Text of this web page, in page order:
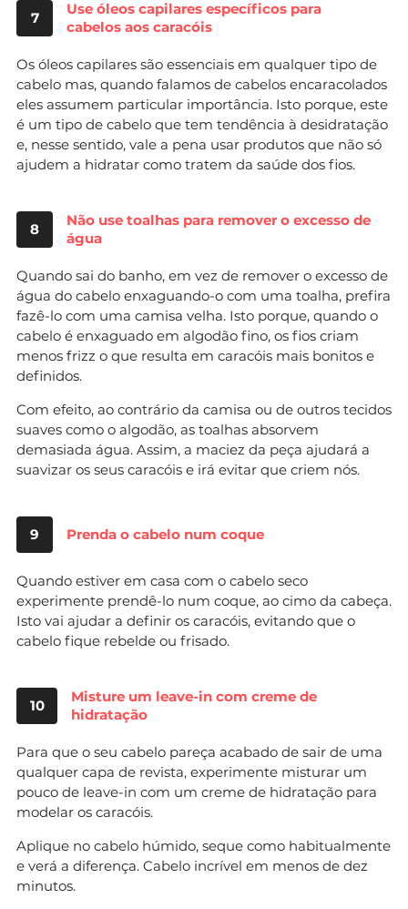
7
Use óleos capilares específicos para
cabelos aos caracóis
Os óleos capilares são essenciais em qualquer tipo de
cabelo mas, quando falamos de cabelos encaracolados
eles assumem particular importância. Isto porque, este
é um tipo de cabelo que tem tendência à desidratação
e, nesse sentido, vale a pena usar produtos que não só
ajudem a hidratar como tratem da saúde dos fios.
8
Não use toalhas para remover o excesso de
água
Quando sai do banho, em vez de remover o excesso de
água do cabelo enxaguando-o com uma toalha, prefira
fazê-lo com uma camisa velha. Isto porque, quando o
cabelo é enxaguado em algodão fino, os fios criam
menos frizz o que resulta em caracóis mais bonitos e
definidos.
Com efeito, ao contrário da camisa ou de outros tecidos
suaves como o algodão, as toalhas absorvem
demasiada água. Assim, a maciez da peça ajudará a
suavizar os seus caracóis e irá evitar que criem nós.
9 Prenda o cabelo num coque
Quando estiver em casa com o cabelo seco
experimente prendê-lo num coque, ao cimo da cabeça.
Isto vai ajudar a definir os caracóis, evitando que o
cabelo fique rebelde ou frisado.
10
Misture um leave-in com creme de
hidratação
Para que o seu cabelo pareça acabado de sair de uma
qualquer capa de revista, experimente misturar um
pouco de leave-in com um creme de hidratação para
modelar os caracóis.
Aplique no cabelo húmido, seque como habitualmente
e verá a diferença. Cabelo incrível em menos de dez
minutos.